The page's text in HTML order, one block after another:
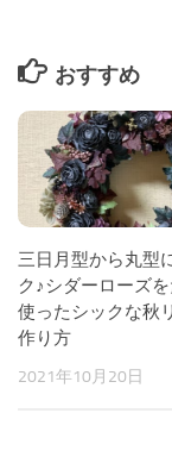
おすすめ
三日月型から丸型
ク♪シダーローズ
使ったシックな秋
作り方
2021年10月20日